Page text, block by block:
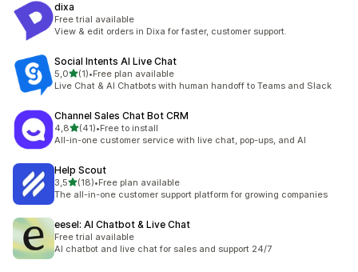
dixa
Free trial available
View & edit orders in Dixa for faster, customer support.
Social Intents AI Live Chat
5,05 yıldız üzerinden
(1)
toplam 1 değerlendirme
•Free plan available
Live Chat & AI Chatbots with human handoff to Teams and Slack
Channel Sales Chat Bot CRM
4,85 yıldız üzerinden
(41)
toplam 41 değerlendirme
•Free to install
All-in-one customer service with live chat, pop-ups, and AI
Help Scout
3,55 yıldız üzerinden
(18)
toplam 18 değerlendirme
•Free plan available
The all-in-one customer support platform for growing companies
eesel: AI Chatbot & Live Chat
Free trial available
AI chatbot and live chat for sales and support 24/7